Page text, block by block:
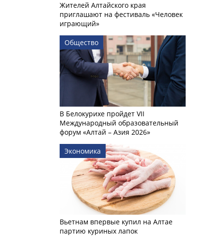
Жителей Алтайского края
приглашают на фестиваль «Человек
играющий»
Общество
В Белокурихе пройдет VII
Международный образовательный
форум «Алтай – Азия 2026»
Экономика
Вьетнам впервые купил на Алтае
партию куриных лапок